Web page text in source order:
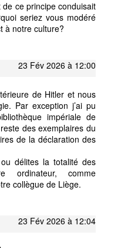
ce principe conduisait
seriez vous modéré
à notre culture?
23 Fév 2026 à 12:00
de Hitler et nous
Par exception j’ai pu
impériale de
des exemplaires du
de la déclaration des
délites la totalité des
ordinateur, comme
collègue de Liège.
23 Fév 2026 à 12:04